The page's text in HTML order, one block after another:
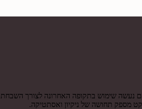
נעשה שימוש בתקופה האחרונה לצורך השבחת
מספק תחושה של ניקיון ואסתטיקה.